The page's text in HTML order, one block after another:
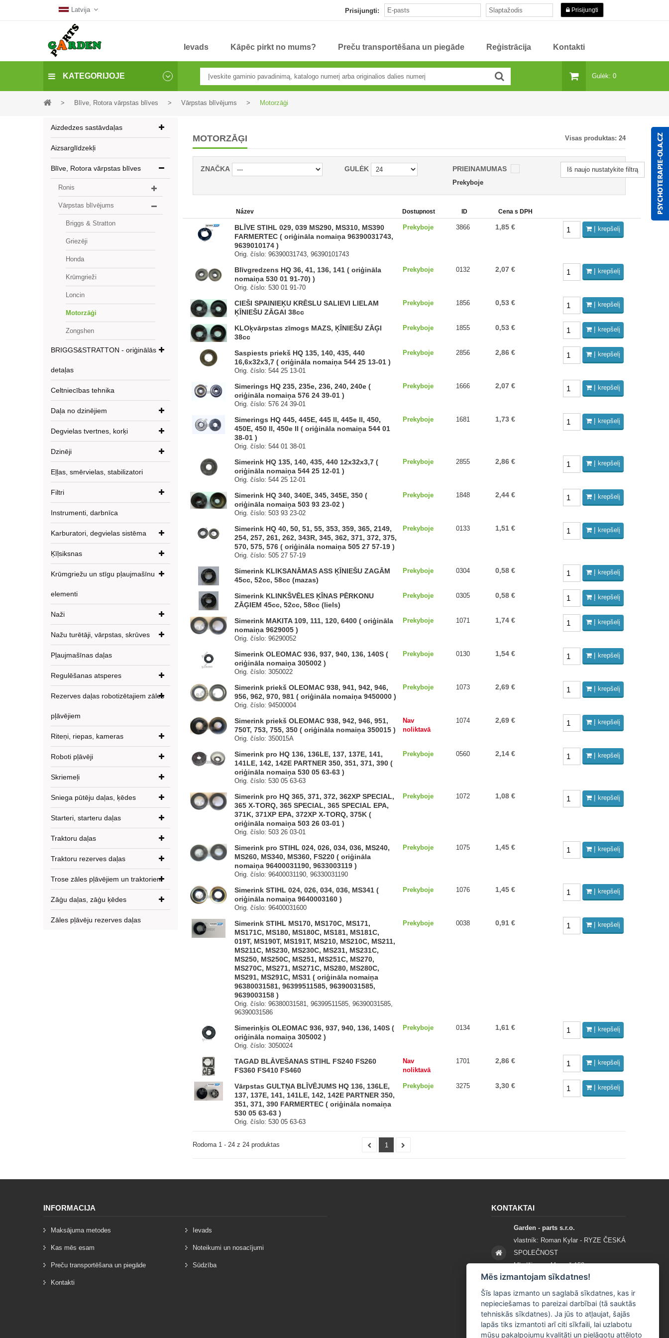
Latvija Prisijungti: Prisijungti
Ievads Kāpēc pirkt no mums? Preču transportēšana un piegāde Reģistrācija Kontakti
KATEGORIJOJE Gulėk: 0
> Blīve, Rotora vārpstas blīves > Vārpstas blīvējums > Motorzāģi
Aizdedzes sastāvdaļas
Aizsarglīdzekļi
Blīve, Rotora vārpstas blīves
Ronis
Vārpstas blīvējums
Briggs & Stratton
Griezēji
Honda
Krūmgrieži
Loncin
Motorzāģi
Zongshen
BRIGGS&STRATTON - oriģinālās
detaļas
Celtniecības tehnika
Daļa no dzinējiem
Degvielas tvertnes, korķi
Dzinēji
Eļļas, smērvielas, stabilizatori
Filtri
Instrumenti, darbnīca
Karburatori, degvielas sistēma
Ķīļsiksnas
Krūmgriežu un stīgu pļaujmašīnu
elementi
Naži
Nažu turētāji, vārpstas, skrūves
Pļaujmašīnas daļas
Regulēšanas atsperes
Rezerves daļas robotizētajiem zāles
pļāvējiem
Riteņi, riepas, kameras
Roboti pļāvēji
Skriemeļi
Sniega pūtēju daļas, ķēdes
Starteri, starteru daļas
Traktoru daļas
Traktoru rezerves daļas
Trose zāles pļāvējiem un traktoriem
Zāģu daļas, zāģu ķēdes
Zāles pļāvēju rezerves daļas
MOTORZĀĢI Visas produktas: 24
ZNAČKA GULĖK PRIEINAMUMAS
Prekyboje
Iš naujo nustatykite filtrą
Název Dostupnost ID Cena s DPH
BLĪVE STIHL 029, 039 MS290, MS310, MS390
FARMERTEC ( oriģināla nomaiņa 96390031743,
9639010174 )
Orig. číslo: 96390031743, 96390101743
Prekyboje 3866 1,85 € Į krepšelį
Blīvgredzens HQ 36, 41, 136, 141 ( oriģināla
nomaiņa 530 01 91-70) )
Orig. číslo: 530 01 91-70
Prekyboje 0132 2,07 € Į krepšelį
CIEŠI SPAINIEĶU KRĒSLU SALIEVI LIELAM
ĶĪNIEŠU ZĀGAI 38cc
Prekyboje 1856 0,53 € Į krepšelį
KLOķvārpstas zīmogs MAZS, ĶĪNIEŠU ZĀĢI
38cc
Prekyboje 1855 0,53 € Į krepšelį
Saspiests priekš HQ 135, 140, 435, 440
16,6x32x3,7 ( oriģināla nomaiņa 544 25 13-01 )
Orig. číslo: 544 25 13-01
Prekyboje 2856 2,86 € Į krepšelį
Simerings HQ 235, 235e, 236, 240, 240e (
oriģināla nomaiņa 576 24 39-01 )
Orig. číslo: 576 24 39-01
Prekyboje 1666 2,07 € Į krepšelį
Simerings HQ 445, 445E, 445 II, 445e II, 450,
450E, 450 II, 450e II ( oriģināla nomaiņa 544 01
38-01 )
Orig. číslo: 544 01 38-01
Prekyboje 1681 1,73 € Į krepšelį
Simerink HQ 135, 140, 435, 440 12x32x3,7 (
oriģināla nomaiņa 544 25 12-01 )
Orig. číslo: 544 25 12-01
Prekyboje 2855 2,86 € Į krepšelį
Simerink HQ 340, 340E, 345, 345E, 350 (
oriģināla nomaiņa 503 93 23-02 )
Orig. číslo: 503 93 23-02
Prekyboje 1848 2,44 € Į krepšelį
Simerink HQ 40, 50, 51, 55, 353, 359, 365, 2149,
254, 257, 261, 262, 343R, 345, 362, 371, 372, 375,
570, 575, 576 ( oriģināla nomaiņa 505 27 57-19 )
Orig. číslo: 505 27 57-19
Prekyboje 0133 1,51 € Į krepšelį
Simerink KLIKSANĀMAS ASS ĶĪNIEŠU ZAGĀM
45cc, 52cc, 58cc (mazas)
Prekyboje 0304 0,58 € Į krepšelį
Simerink KLINKŠVĒLES ĶĪNAS PĒRKONU
ZĀĢIEM 45cc, 52cc, 58cc (liels)
Prekyboje 0305 0,58 € Į krepšelį
Simerink MAKITA 109, 111, 120, 6400 ( oriģināla
nomaiņa 9629005 )
Orig. číslo: 96290052
Prekyboje 1071 1,74 € Į krepšelį
Simerink OLEOMAC 936, 937, 940, 136, 140S (
oriģināla nomaiņa 305002 )
Orig. číslo: 3050022
Prekyboje 0130 1,54 € Į krepšelį
Simerink priekš OLEOMAC 938, 941, 942, 946,
956, 962, 970, 981 ( oriģināla nomaiņa 9450000 )
Orig. číslo: 94500004
Prekyboje 1073 2,69 € Į krepšelį
Simerink priekš OLEOMAC 938, 942, 946, 951,
750T, 753, 755, 350 ( oriģināla nomaiņa 350015 )
Orig. číslo: 350015A
Nav
noliktavā
1074 2,69 € Į krepšelį
Simerink pro HQ 136, 136LE, 137, 137E, 141,
141LE, 142, 142E PARTNER 350, 351, 371, 390 (
oriģināla nomaiņa 530 05 63-63 )
Orig. číslo: 530 05 63-63
Prekyboje 0560 2,14 € Į krepšelį
Simerink pro HQ 365, 371, 372, 362XP SPECIAL,
365 X-TORQ, 365 SPECIAL, 365 SPECIAL EPA,
371K, 371XP EPA, 372XP X-TORQ, 375K (
oriģināla nomaiņa 503 26 03-01 )
Orig. číslo: 503 26 03-01
Prekyboje 1072 1,08 € Į krepšelį
Simerink pro STIHL 024, 026, 034, 036, MS240,
MS260, MS340, MS360, FS220 ( oriģināla
nomaiņa 96400031190, 9633003119 )
Orig. číslo: 96400031190, 96330031190
Prekyboje 1075 1,45 € Į krepšelį
Simerink STIHL 024, 026, 034, 036, MS341 (
oriģināla nomaiņa 9640003160 )
Orig. číslo: 96400031600
Prekyboje 1076 1,45 € Į krepšelį
Simerink STIHL MS170, MS170C, MS171,
MS171C, MS180, MS180C, MS181, MS181C,
019T, MS190T, MS191T, MS210, MS210C, MS211,
MS211C, MS230, MS230C, MS231, MS231C,
MS250, MS250C, MS251, MS251C, MS270,
MS270C, MS271, MS271C, MS280, MS280C,
MS291, MS291C, MS31 ( oriģināla nomaiņa
96380031581, 96399511585, 96390031585,
9639003158 )
Orig. číslo: 96380031581, 96399511585, 96390031585,
96390031586
Prekyboje 0038 0,91 € Į krepšelį
Simerinķis OLEOMAC 936, 937, 940, 136, 140S (
oriģināla nomaiņa 305002 )
Orig. číslo: 3050024
Prekyboje 0134 1,61 € Į krepšelį
TAGAD BLĀVEŠANAS STIHL FS240 FS260
FS360 FS410 FS460
Nav
noliktavā
1701 2,86 € Į krepšelį
Vārpstas GULTŅA BLĪVĒJUMS HQ 136, 136LE,
137, 137E, 141, 141LE, 142, 142E PARTNER 350,
351, 371, 390 FARMERTEC ( oriģināla nomaiņa
530 05 63-63 )
Orig. číslo: 530 05 63-63
Prekyboje 3275 3,30 € Į krepšelį
1
Rodoma 1 - 24 z 24 produktas
INFORMACIJA
Maksājuma metodes Ievads
Kas mēs esam Noteikumi un nosacījumi
Preču transportēšana un piegāde Sūdzība
Kontakti
KONTAKTAI
Garden - parts s.r.o.
vlastník: Roman Kylar - RYZE ČESKÁ
SPOLEČNOST
Mladějov na Moravě 153
56935 Mladějov na Moravě
+420 777 96 96 03
info@garden-parts.cz
Mēs izmantojam sīkdatnes!
Šīs lapas izmanto un saglabā sīkdatnes, kas ir
nepieciešamas to pareizai darbībai (tā sauktās
tehniskās sīkdatnes). Ja jūs to atļaujat, šajās
lapās tiks izmantoti arī citi sīkfaili, lai uzlabotu
mūsu pakalpojumu kvalitāti un pielāgotu attēloto